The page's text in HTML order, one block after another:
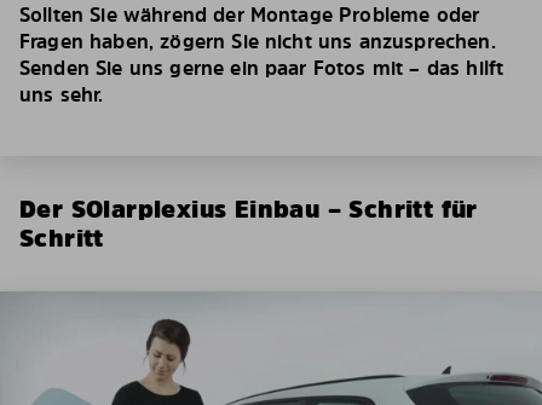
Sollten Sie während der Montage Probleme oder
Fragen haben, zögern Sie nicht uns anzusprechen.
Senden Sie uns gerne ein paar Fotos mit – das hilft
uns sehr.
Der SOlarplexius Einbau – Schritt für
Schritt